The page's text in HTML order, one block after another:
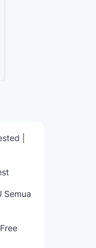
|
Semua